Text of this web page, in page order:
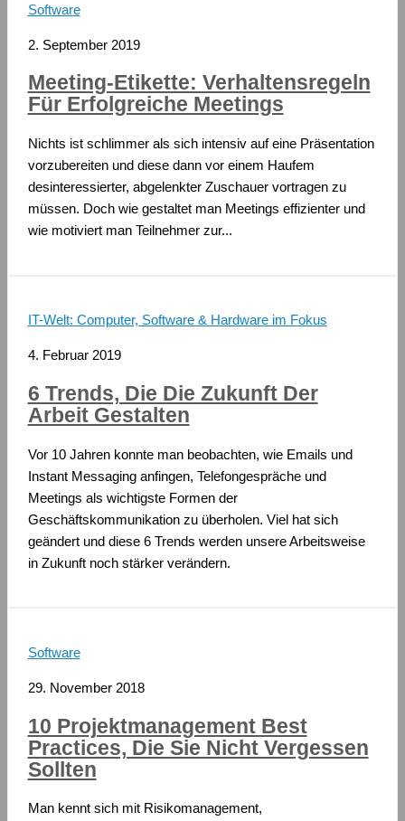
Software
2. September 2019
Meeting-Etikette: Verhaltensregeln
Für Erfolgreiche Meetings
Nichts ist schlimmer als sich intensiv auf eine Präsentation
vorzubereiten und diese dann vor einem Haufem
desinteressierter, abgelenkter Zuschauer vortragen zu
müssen. Doch wie gestaltet man Meetings effizienter und
wie motiviert man Teilnehmer zur...
IT-Welt: Computer, Software & Hardware im Fokus
4. Februar 2019
6 Trends, Die Die Zukunft Der
Arbeit Gestalten
Vor 10 Jahren konnte man beobachten, wie Emails und
Instant Messaging anfingen, Telefongespräche und
Meetings als wichtigste Formen der
Geschäftskommunikation zu überholen. Viel hat sich
geändert und diese 6 Trends werden unsere Arbeitsweise
in Zukunft noch stärker verändern.
Software
29. November 2018
10 Projektmanagement Best
Practices, Die Sie Nicht Vergessen
Sollten
Man kennt sich mit Risikomanagement,